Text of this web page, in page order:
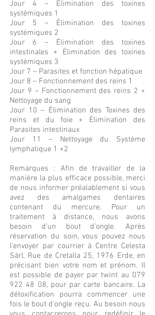
Jour 4 – Élimination des toxines
systémiques 1
Jour 5 – Élimination des toxines
systémiques 2
Jour 6 – Élimination des toxines
intestinales + Élimination des toxines
systémiques 3
Jour 7 – Parasites et fonction hépatique
Jour 8 – Fonctionnement des reins 1
Jour 9 – Fonctionnement des reins 2 +
Nettoyage du sang
Jour 10 – Élimination des Toxines des
reins et du foie + Élimination des
Parasites intestinaux
Jour 11 – Nettoyage du Système
lymphatique 1 +2
Remarques : Afin de travailler de la
manière la plus efficace possible, merci
de nous informer préalablement si vous
avez des amalgames dentaires
contenant du mercure. Pour un
traitement à distance, nous avons
besoin d'un bout d'ongle. Après
réservation du soin, vous pouvez nous
l'envoyer par courrier à Centre Celesta
Sàrl, Rue de Cretalla 25, 1976 Erde, en
précisant bien votre nom et prénom. Il
est possible de payer par twint au 079
922 48 08, pour par carte bancaire. La
détoxification pourra commencer une
fois le bout d'ongle reçu. Au besoin nous